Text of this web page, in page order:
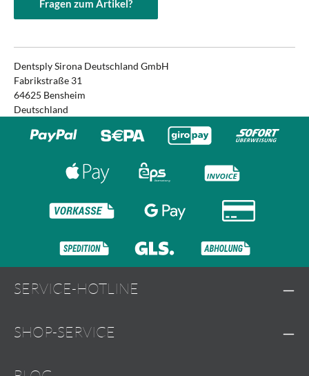
Fragen zum Artikel?
Dentsply Sirona Deutschland GmbH
Fabrikstraße 31
64625 Bensheim
Deutschland
SERVICE-HOTLINE
SHOP-SERVICE